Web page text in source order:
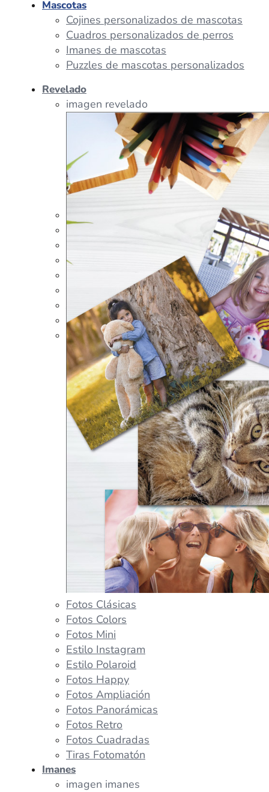
Tazas Personalizadas
Peluches Personalizados
Portalápices Personalizados
Puzles Personalizados
Juegos de Mesa
Alfombrillas Personalizadas
Lámparas LED
Mascotas
Cojines personalizados de mascotas
Cuadros personalizados de perros
Imanes de mascotas
Puzzles de mascotas personalizados
Revelado
imagen revelado
Fotos Clásicas
Fotos Colors
Fotos Mini
Estilo Instagram
Estilo Polaroid
Fotos Happy
Fotos Ampliación
Fotos Panorámicas
Fotos Retro
Fotos Cuadradas
Tiras Fotomatón
Imanes
imagen imanes